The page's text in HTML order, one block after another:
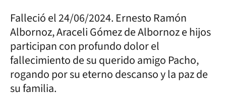
Falleció el 24/06/2024. Ernesto Ramón
Albornoz, Araceli Gómez de Albornoz e hijos
participan con profundo dolor el
fallecimiento de su querido amigo Pacho,
rogando por su eterno descanso y la paz de
su familia.